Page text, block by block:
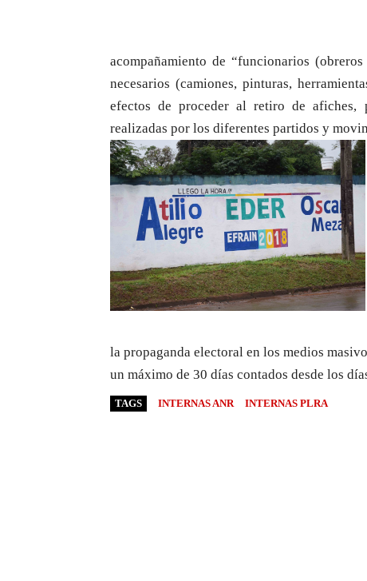
acompañamiento de “funcionarios
necesarios (camiones, pinturas,
efectos de proceder al retiro de afiches,
realizadas por los diferentes partidos y
la propaganda electoral en los medios
un máximo de 30 días contados desde los
TAGS INTERNAS ANR INTERNAS PLRA